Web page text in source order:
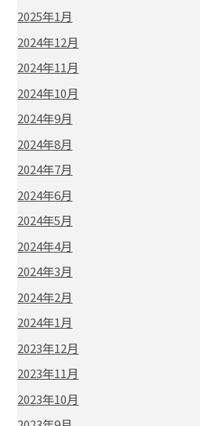
2025年1月
2024年12月
2024年11月
2024年10月
2024年9月
2024年8月
2024年7月
2024年6月
2024年5月
2024年4月
2024年3月
2024年2月
2024年1月
2023年12月
2023年11月
2023年10月